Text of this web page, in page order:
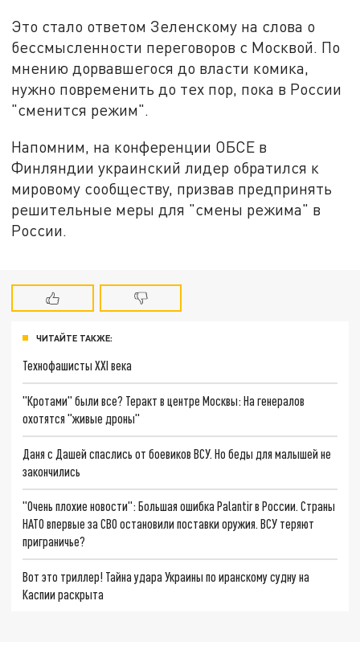
Это стало ответом Зеленскому на слова о
бессмысленности переговоров с Москвой. По
мнению дорвавшегося до власти комика,
нужно повременить до тех пор, пока в России
"сменится режим".
Напомним, на конференции ОБСЕ в
Финляндии украинский лидер обратился к
мировому сообществу, призвав предпринять
решительные меры для "смены режима" в
России.
ЧИТАЙТЕ ТАКЖЕ:
Технофашисты XXI века
"Кротами" были все? Теракт в центре Москвы: На генералов
охотятся "живые дроны"
Даня с Дашей спаслись от боевиков ВСУ. Но беды для малышей не
закончились
"Очень плохие новости": Большая ошибка Palantir в России. Страны
НАТО впервые за СВО остановили поставки оружия. ВСУ теряют
приграничье?
Вот это триллер! Тайна удара Украины по иранскому судну на
Каспии раскрыта